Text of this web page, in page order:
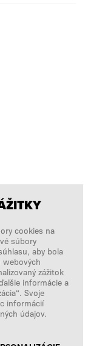
cookies na
súbory
aby bola
webových
zážitok
informácie a
Svoje
informácií
údajov.